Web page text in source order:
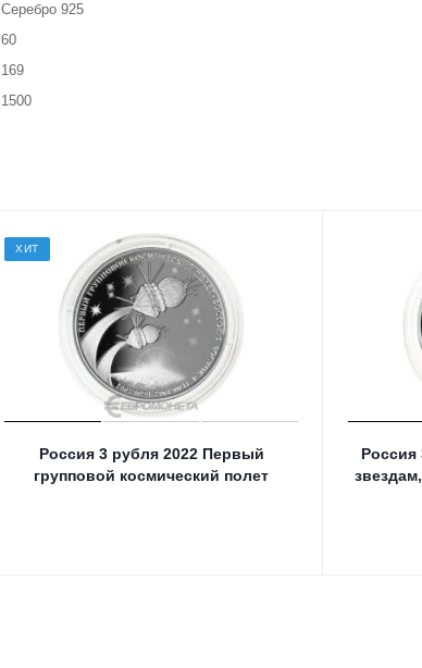
Серебро 925
60
169
1500
ХИТ
Россия 3 рубля 2022 Первый
групповой космический полет
Россия